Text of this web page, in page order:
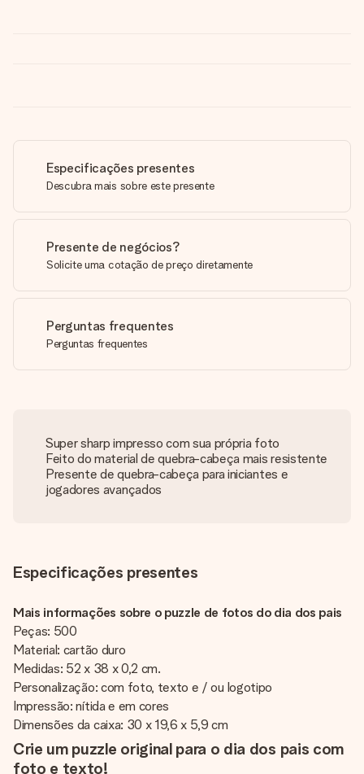
Especificações presentes
Descubra mais sobre este presente
Presente de negócios?
Solicite uma cotação de preço diretamente
Perguntas frequentes
Perguntas frequentes
Super sharp impresso com sua própria foto
Feito do material de quebra-cabeça mais resistente
Presente de quebra-cabeça para iniciantes e
jogadores avançados
Especificações presentes
Mais informações sobre o puzzle de fotos do dia dos pais
Peças: 500
Material: cartão duro
Medidas: 52 x 38 x 0,2 cm.
Personalização: com foto, texto e / ou logotipo
Impressão: nítida e em cores
Dimensões da caixa: 30 x 19,6 x 5,9 cm
Crie um puzzle original para o dia dos pais com
foto e texto!